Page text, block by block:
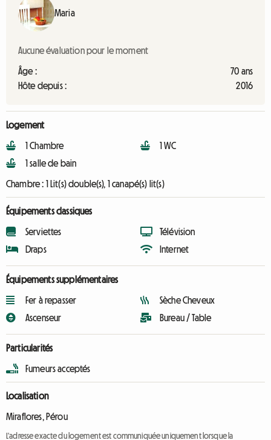
Maria
Aucune évaluation pour le moment
Âge :
70 ans
Hôte depuis :
2016
Logement
1 Chambre
1 salle de bain
1 WC
Chambre : 1 Lit(s) double(s), 1 canapé(s) lit(s)
Équipements classiques
Serviettes
Draps
Télévision
Internet
Équipements supplémentaires
Fer à repasser
Ascenseur
Sèche Cheveux
Bureau / Table
Particularités
Fumeurs acceptés
Localisation
Miraflores, Pérou
L'adresse exacte du logement est communiquée uniquement lorsque la